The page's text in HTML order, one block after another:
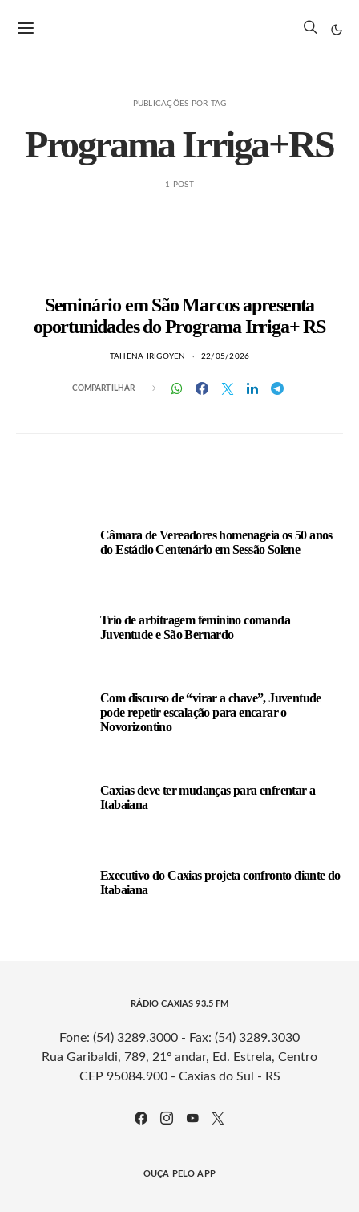
PUBLICAÇÕES POR TAG
Programa Irriga+RS
1 POST
Seminário em São Marcos apresenta
oportunidades do Programa Irriga+ RS
TAHENA IRIGOYEN 22/05/2026
COMPARTILHAR
Câmara de Vereadores homenageia os 50 anos
do Estádio Centenário em Sessão Solene
Trio de arbitragem feminino comanda
Juventude e São Bernardo
Com discurso de “virar a chave”, Juventude
pode repetir escalação para encarar o
Novorizontino
Caxias deve ter mudanças para enfrentar a
Itabaiana
Executivo do Caxias projeta confronto diante do
Itabaiana
RÁDIO CAXIAS 93.5 FM
Fone: (54) 3289.3000 - Fax: (54) 3289.3030
Rua Garibaldi, 789, 21º andar, Ed. Estrela, Centro
CEP 95084.900 - Caxias do Sul - RS
OUÇA PELO APP